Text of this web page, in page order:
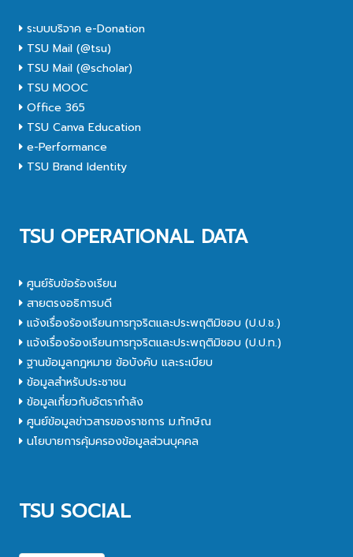
ระบบบริจาค e-Donation
TSU Mail (@tsu)
TSU Mail (@scholar)
TSU MOOC
Office 365
TSU Canva Education
e-Performance
TSU Brand Identity
TSU OPERATIONAL DATA
ศูนย์รับข้อร้องเรียน
สายตรงอธิการบดี
แจ้งเรื่องร้องเรียนการทุจริตและประพฤติมิชอบ (ป.ป.ช.)
แจ้งเรื่องร้องเรียนการทุจริตและประพฤติมิชอบ (ป.ป.ท.)
ฐานข้อมูลกฎหมาย ข้อบังคับ และระเบียบ
ข้อมูลสำหรับประชาชน
ข้อมูลเกี่ยวกับอัตรากำลัง
ศูนย์ข้อมูลข่าวสารของราชการ ม.ทักษิณ
นโยบายการคุ้มครองข้อมูลส่วนบุคคล
TSU SOCIAL